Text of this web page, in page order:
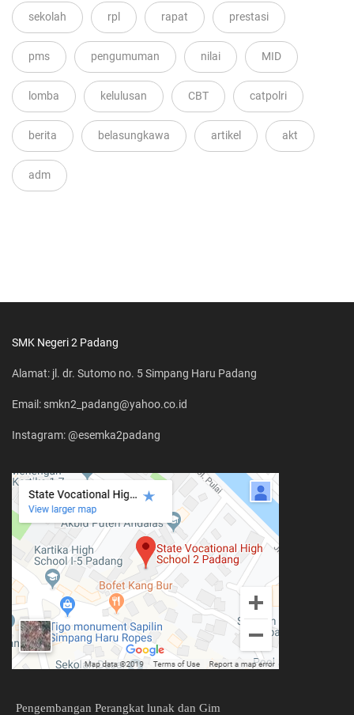
sekolah rpl rapat prestasi
pms pengumuman nilai MID
lomba kelulusan CBT catpolri
berita belasungkawa artikel akt
adm
SMK Negeri 2 Padang
Alamat: jl. dr. Sutomo no. 5 Simpang Haru Padang
Email: smkn2_padang@yahoo.co.id
Instagram: @esemka2padang
Pengembangan Perangkat lunak dan Gim